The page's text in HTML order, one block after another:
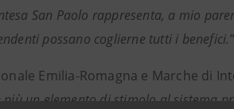
San Paolo rappresenta, a mio
possano coglierne tutti i benefici.”
Emilia-Romagna e Marche di
più un elemento di stimolo al sistema